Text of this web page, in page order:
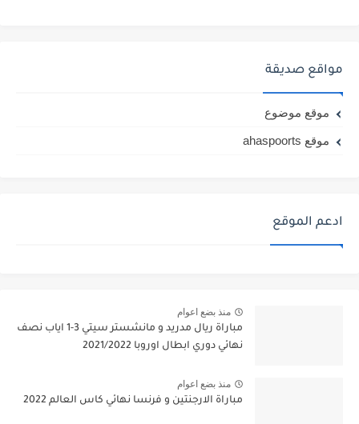
مواقع صديقة
موقع موضوع
موقع ahaspoorts
ادعم الموقع
منذ بضع اعوام
مباراة ريال مدريد و مانشستر سيتي 3-1 اياب نصف
نهائي دوري ابطال اوروبا 2021/2022
منذ بضع اعوام
مباراة الارجنتين و فرنسا نهائي كاس العالم 2022